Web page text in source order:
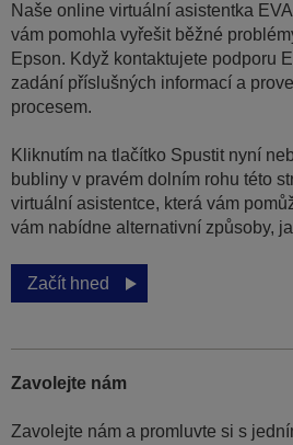
Naše online virtuální asistentka
vám pomohla vyřešit běžné
Epson. Když kontaktujete podporu
zadání příslušných informací a
procesem.
Kliknutím na tlačítko Spustit nyní
bubliny v pravém dolním rohu této
virtuální asistentce, která vám
vám nabídne alternativní způsoby,
Začít hned
Zavolejte nám
Zavolejte nám a promluvte si s